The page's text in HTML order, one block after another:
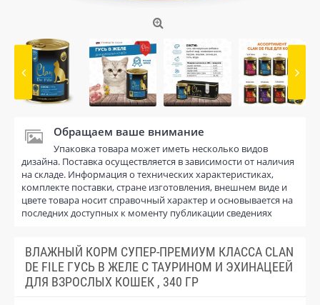
Обращаем ваше внимание
Упаковка товара может иметь несколько видов
дизайна. Поставка осуществляется в зависимости от наличия
на складе. Информация о технических характеристиках,
комплекте поставки, стране изготовления, внешнем виде и
цвете товара носит справочный характер и основывается на
последних доступных к моменту публикации сведениях
ВЛАЖНЫЙ КОРМ СУПЕР-ПРЕМИУМ КЛАССА CLAN
DE FILE ГУСЬ В ЖЕЛЕ С ТАУРИНОМ И ЭХИНАЦЕЕЙ
ДЛЯ ВЗРОСЛЫХ КОШЕК , 340 ГР